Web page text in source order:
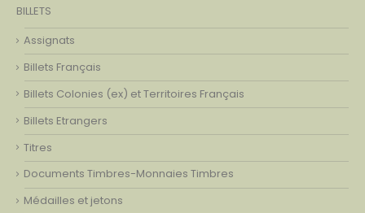
BILLETS
Assignats
Billets Français
Billets Colonies (ex) et Territoires Français
Billets Etrangers
Titres
Documents Timbres-Monnaies Timbres
Médailles et jetons